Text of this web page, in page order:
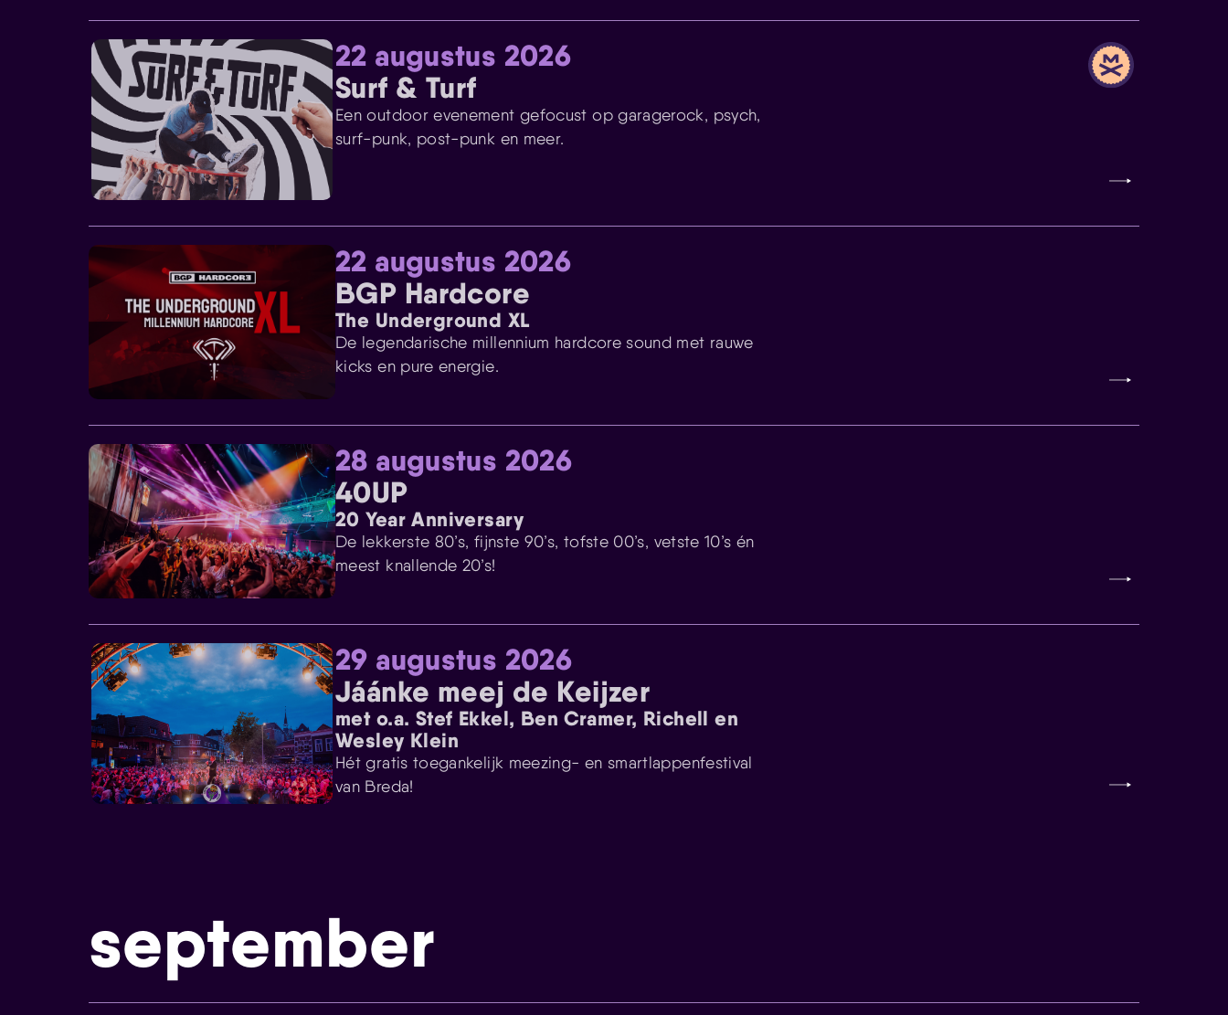
22 augustus 2026
Surf & Turf
Een outdoor evenement gefocust op garagerock, psych,
surf-punk, post-punk en meer.
22 augustus 2026
BGP Hardcore
The Underground XL
De legendarische millennium hardcore sound met rauwe
kicks en pure energie.
28 augustus 2026
40UP
20 Year Anniversary
De lekkerste 80’s, fijnste 90’s, tofste 00’s, vetste 10’s én
meest knallende 20’s!
29 augustus 2026
Jáánke meej de Keijzer
met o.a. Stef Ekkel, Ben Cramer, Richell en
Wesley Klein
Hét gratis toegankelijk meezing- en smartlappenfestival
van Breda!
september